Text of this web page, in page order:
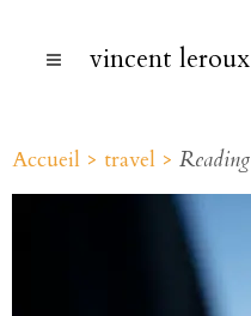
vincent leroux
Accueil > travel > Reading